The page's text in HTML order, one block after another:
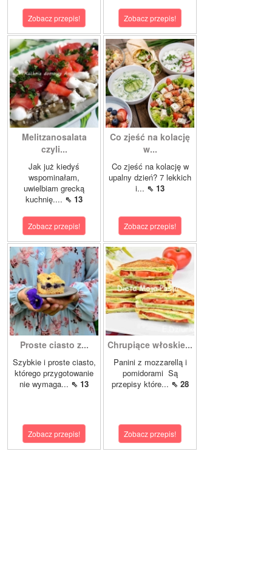
Zobacz przepis! Zobacz przepis!
Melitzanosalata
czyli...
Jak już kiedyś
wspominałam,
uwielbiam grecką
kuchnię.... ⇖ 13
Zobacz przepis!
Co zjeść na kolację
w...
Co zjeść na kolację w
upalny dzień? 7 lekkich
i... ⇖ 13
Zobacz przepis!
Proste ciasto z...
Szybkie i proste ciasto,
którego przygotowanie
nie wymaga... ⇖ 13
Zobacz przepis!
Chrupiące włoskie...
Panini z mozzarellą i
pomidorami Są
przepisy które... ⇖ 28
Zobacz przepis!